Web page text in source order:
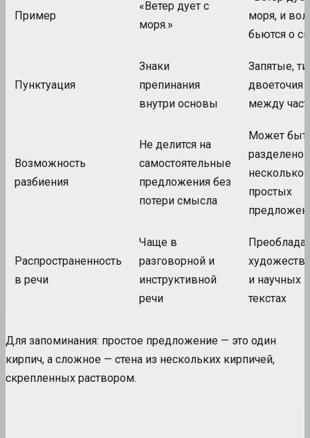
Пример
«Ветер дует с
моря.»
моря, и
бьются о
Пунктуация
Знаки
препинания
внутри основы
Запятые,
двоеточия
между
Возможность
разбиения
Не делится на
самостоятельные
предложения без
потери смысла
Может
разделено
несколько
простых
Распространенность
в речи
Чаще в
разговорной и
инструктивной
речи
и научных
текстах
Для запоминания: простое предложение — это один
кирпич, а сложное — стена из нескольких кирпичей,
скрепленных раствором.